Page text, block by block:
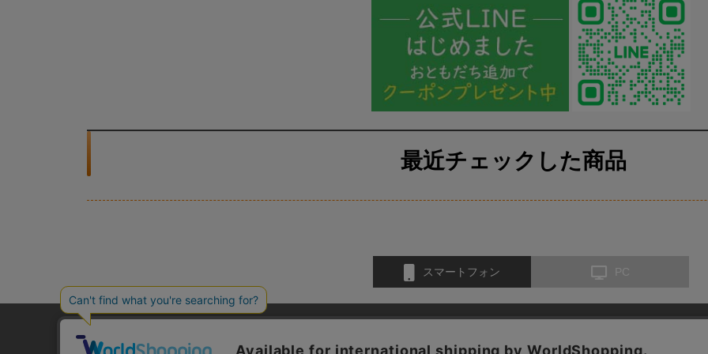
最近チェックした商品
スマートフォン PC